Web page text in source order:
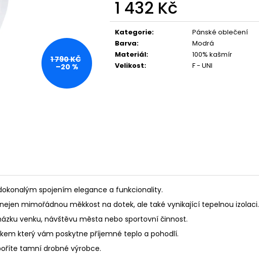
1 432 Kč
Měrná
cena:
Kategorie:
Pánské oblečení
Barva:
Modrá
Materiál:
100% kašmír
Velikost: F - UNI
1 790 KČ
–20 %
spojením elegance a funkcionality.
mimořádnou měkkost na dotek, ale také vynikající tepelnou izolaci.
venku, návštěvu města nebo sportovní činnost.
který vám poskytne příjemné teplo a pohodlí.
tamní drobné výrobce.